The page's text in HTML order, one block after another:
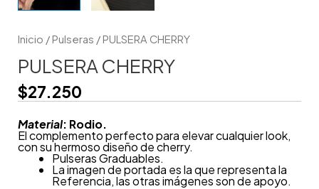
Inicio /Pulseras / PULSERA CHERRY
PULSERA CHERRY
$27.250
Material: Rodio.
El complemento perfecto para elevar cualquier look,
con su hermoso diseño de cherry.
Pulseras Graduables.
La imagen de portada es la que representa la
Referencia, las otras imágenes son de apoyo.